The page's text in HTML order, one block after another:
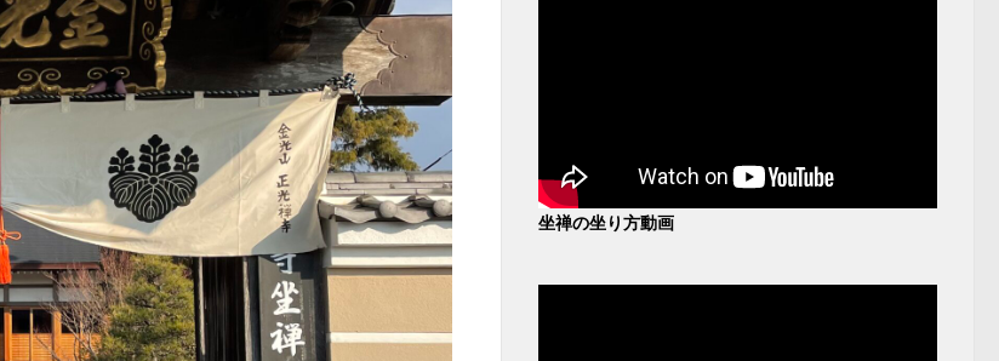
坐禅の坐り方動画